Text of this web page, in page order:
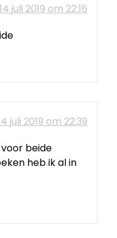
14 juli 2019 om 22:16
juli 2019 om 22:39
beide
heb ik al in